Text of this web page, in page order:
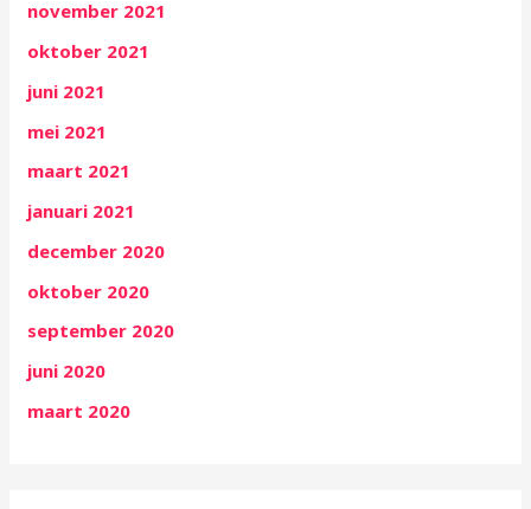
november 2021
oktober 2021
juni 2021
mei 2021
maart 2021
januari 2021
december 2020
oktober 2020
september 2020
juni 2020
maart 2020